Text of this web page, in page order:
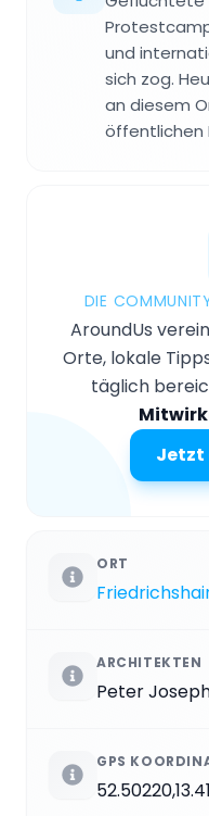
und
sich zog.
an diesem
öffentlichen
DIE
AroundUs
Orte, lokale
täglich
Jetzt
ORT
ARCHITEKTEN
Peter
GPS